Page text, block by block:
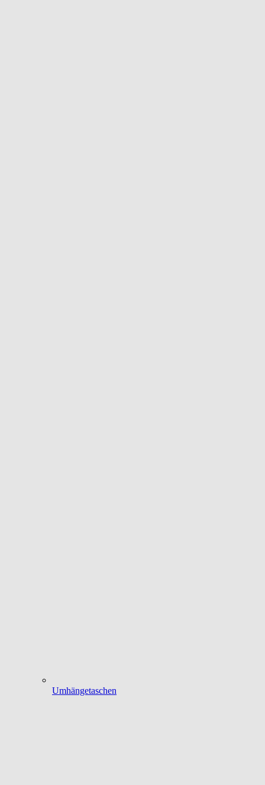
Umhängetaschen